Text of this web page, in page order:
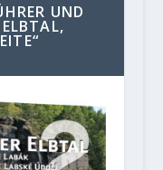
UND